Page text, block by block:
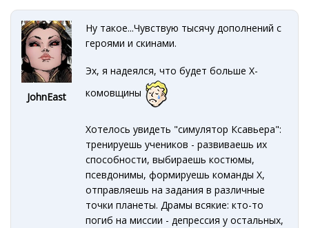
JohnEast
Ну такое...Чувствую тысячу дополнений с
героями и скинами.
Эх, я надеялся, что будет больше Х-
комовщины
Хотелось увидеть "симулятор Ксавьера":
тренируешь учеников - развиваешь их
способности, выбираешь костюмы,
псевдонимы, формируешь команды Х,
отправляешь на задания в различные
точки планеты. Драмы всякие: кто-то
погиб на миссии - депрессия у остальных,